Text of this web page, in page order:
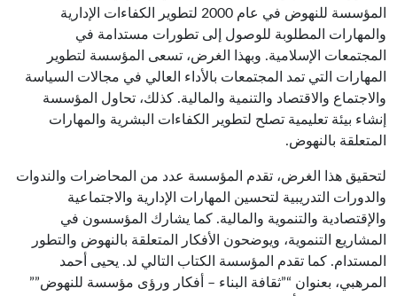
المؤسسة للنهوض في عام 2000 لتطوير الكفاءات الإدارية
والمهارات المطلوبة للوصول إلى تطورات مستدامة في
المجتمعات الإسلامية. وبهذا الغرض، تسعى المؤسسة لتطوير
المهارات التي تمد المجتمعات بالأداء العالي في مجالات السياسة
والاجتماع والاقتصاد والتنمية والمالية. كذلك، تحاول المؤسسة
إنشاء بيئة تعليمية تصلح لتطوير الكفاءات البشرية والمهارات
المتعلقة بالنهوض.
لتحقيق هذا الغرض، تقدم المؤسسة عدد من المحاضرات والندوات
والدورات التدريبية لتحسين المهارات الإدارية والاجتماعية
والإقتصادية والتنموية والمالية. كما يشارك المؤسسون في
المشاريع التنموية، ويوضحون الأفكار المتعلقة بالنهوض والتطور
المستدام. كما تقدم المؤسسة الكتاب التالي لد. يحيى أحمد
المرهبي، بعنوان “”ثقافة البناء – أفكار ورؤى مؤسسة للنهوض””